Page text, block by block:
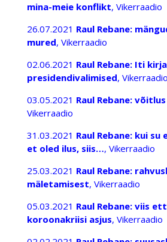
mina-meie konflikt, Vikerraadio
26.07.2021 Raul Rebane:
mured, Vikerraadio
02.06.2021 Raul Rebane: Iti
presidendivalimised, Vikerraadio
03.05.2021 Raul Rebane:
Vikerraadio
31.03.2021 Raul Rebane: kui su
et oled ilus, siis…, Vikerraadio
25.03.2021 Raul Rebane:
mäletamisest, Vikerraadio
05.03.2021 Raul Rebane: viis
koroonakriisi asjus, Vikerraadio